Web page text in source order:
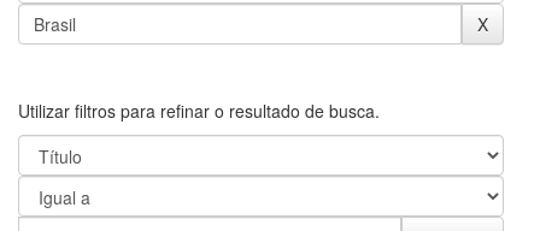
Utilizar filtros para refinar o resultado de busca.